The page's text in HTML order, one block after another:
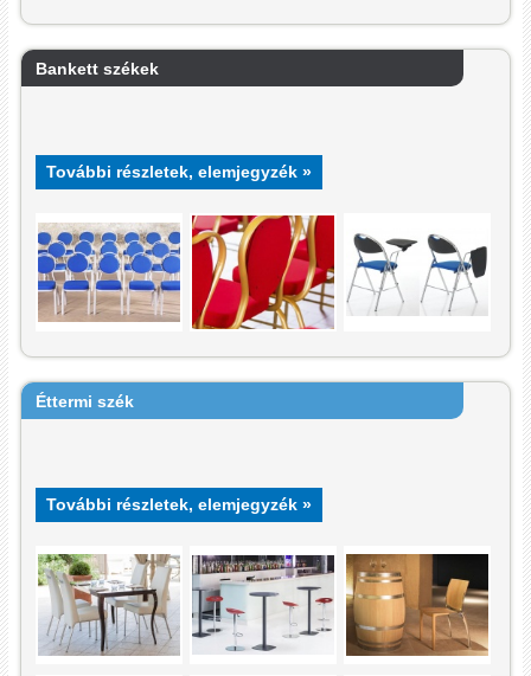
Bankett székek
További részletek, elemjegyzék »
Éttermi szék
További részletek, elemjegyzék »